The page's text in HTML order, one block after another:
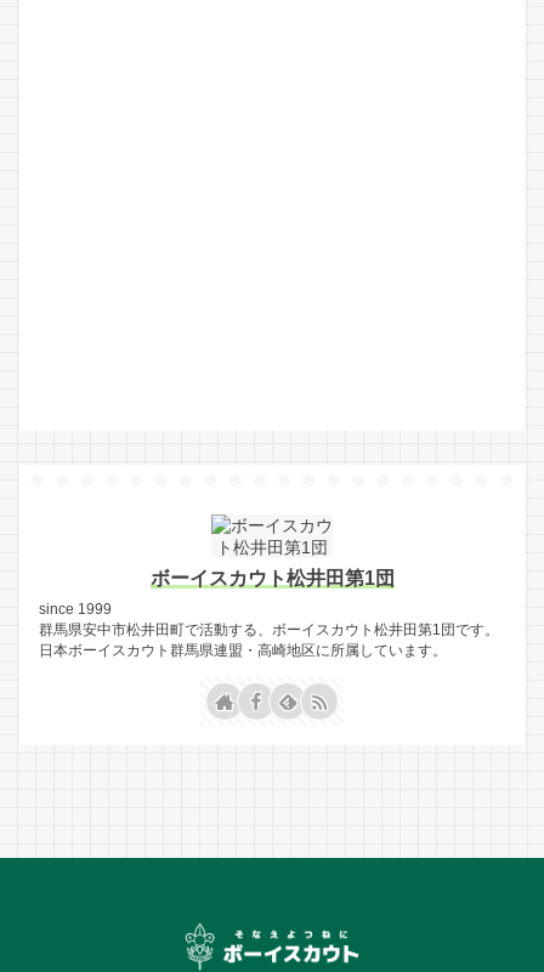
ボーイスカウト松井田第1団
since 1999
群馬県安中市松井田町で活動する、ボーイスカウト松井田第1団です。
日本ボーイスカウト群馬県連盟・高崎地区に所属しています。